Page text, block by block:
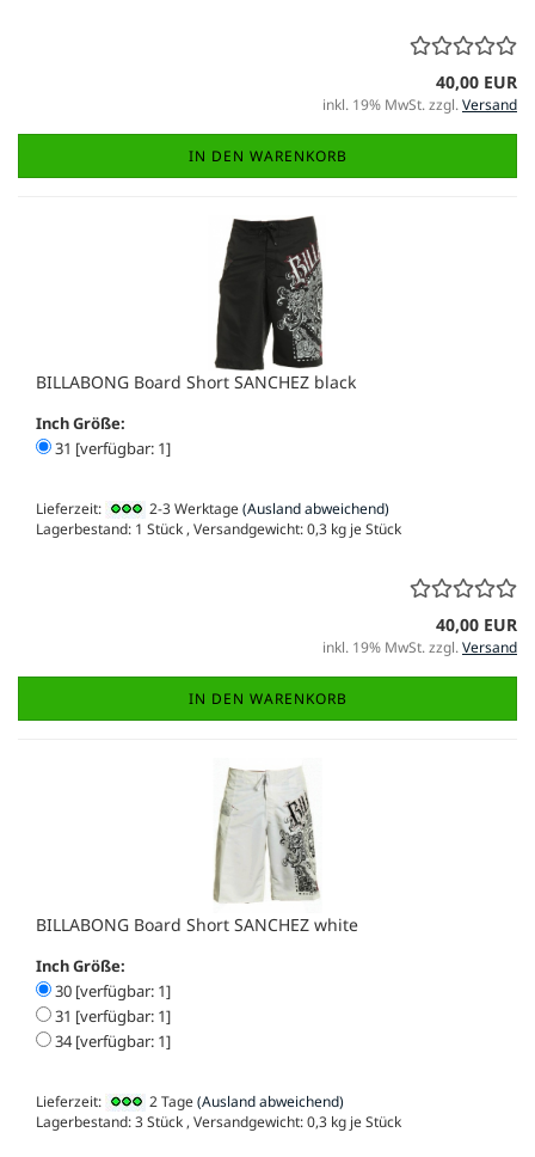
40,00 EUR
inkl. 19% MwSt. zzgl.Versand
IN DEN WARENKORB
BILLABONG Board Short SANCHEZ black
Inch Größe:
31 [verfügbar: 1]
Lieferzeit: 2-3 Werktage(Ausland abweichend)
Lagerbestand: 1 Stück , Versandgewicht:0,3 kg je Stück
40,00 EUR
inkl. 19% MwSt. zzgl.Versand
IN DEN WARENKORB
BILLABONG Board Short SANCHEZ white
Inch Größe:
30 [verfügbar: 1]
31 [verfügbar: 1]
34 [verfügbar: 1]
Lieferzeit: 2 Tage(Ausland abweichend)
Lagerbestand: 3 Stück , Versandgewicht:0,3 kg je Stück